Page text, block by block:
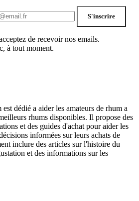
S'inscrire
de recevoir nos emails.
à tout moment.
dédié a aider les amateurs de rhum a
rhums disponibles. Il propose des
et des guides d'achat pour aider les
informées sur leurs achats de
inclure des articles sur l'histoire du
et des informations sur les